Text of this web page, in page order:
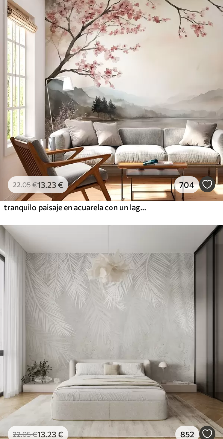
22.05€13 .23€ 704
22.05€13 .23€ 852